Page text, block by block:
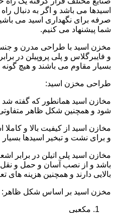
اسیدها می باشد و اگر به دنبال
صرفه برای نگهداری اسید می
شما پیشنهاد می کنیم.
مخزن اسید با طراحی مدرن و جنس
و فایبرگلاس و پلی پروپیلن در
بسیار مقاوم می باشند و هیچ
طراحی مخزن اسید:
مخازن اسید همانطور که گفته
شود و همچنین شکل ظاهر متفاوتی
مخازن اسید از کیفیت بالا و
و برای نشت و تبخیر اسیدها
مخازن اسید پلی اتیلن در برابر
باشد و از نصب آسان و حمل و
بالایی دارند و همچنین هزینه
مخزن اسید بر اساس شکل ظاهر:
مکعبی